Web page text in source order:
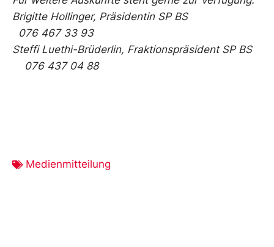
Brigitte Hollinger, Präsidentin SP BS
076 467 33 93
Steffi Luethi-Brüderlin, Fraktionspräsident SP BS
076 437 04 88
Medienmitteilung